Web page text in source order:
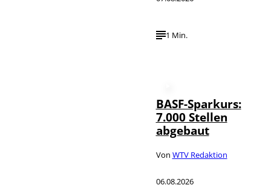
1 Min.
BASF-Sparkurs:
7.000 Stellen
abgebaut
Von WTV Redaktion
06.08.2026